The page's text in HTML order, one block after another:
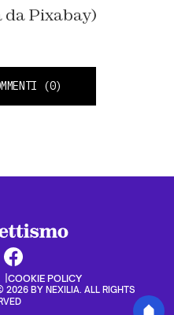
Pixabay)
(0)
COOKIE POLICY
2026 BY NEXILIA. ALL RIGHTS